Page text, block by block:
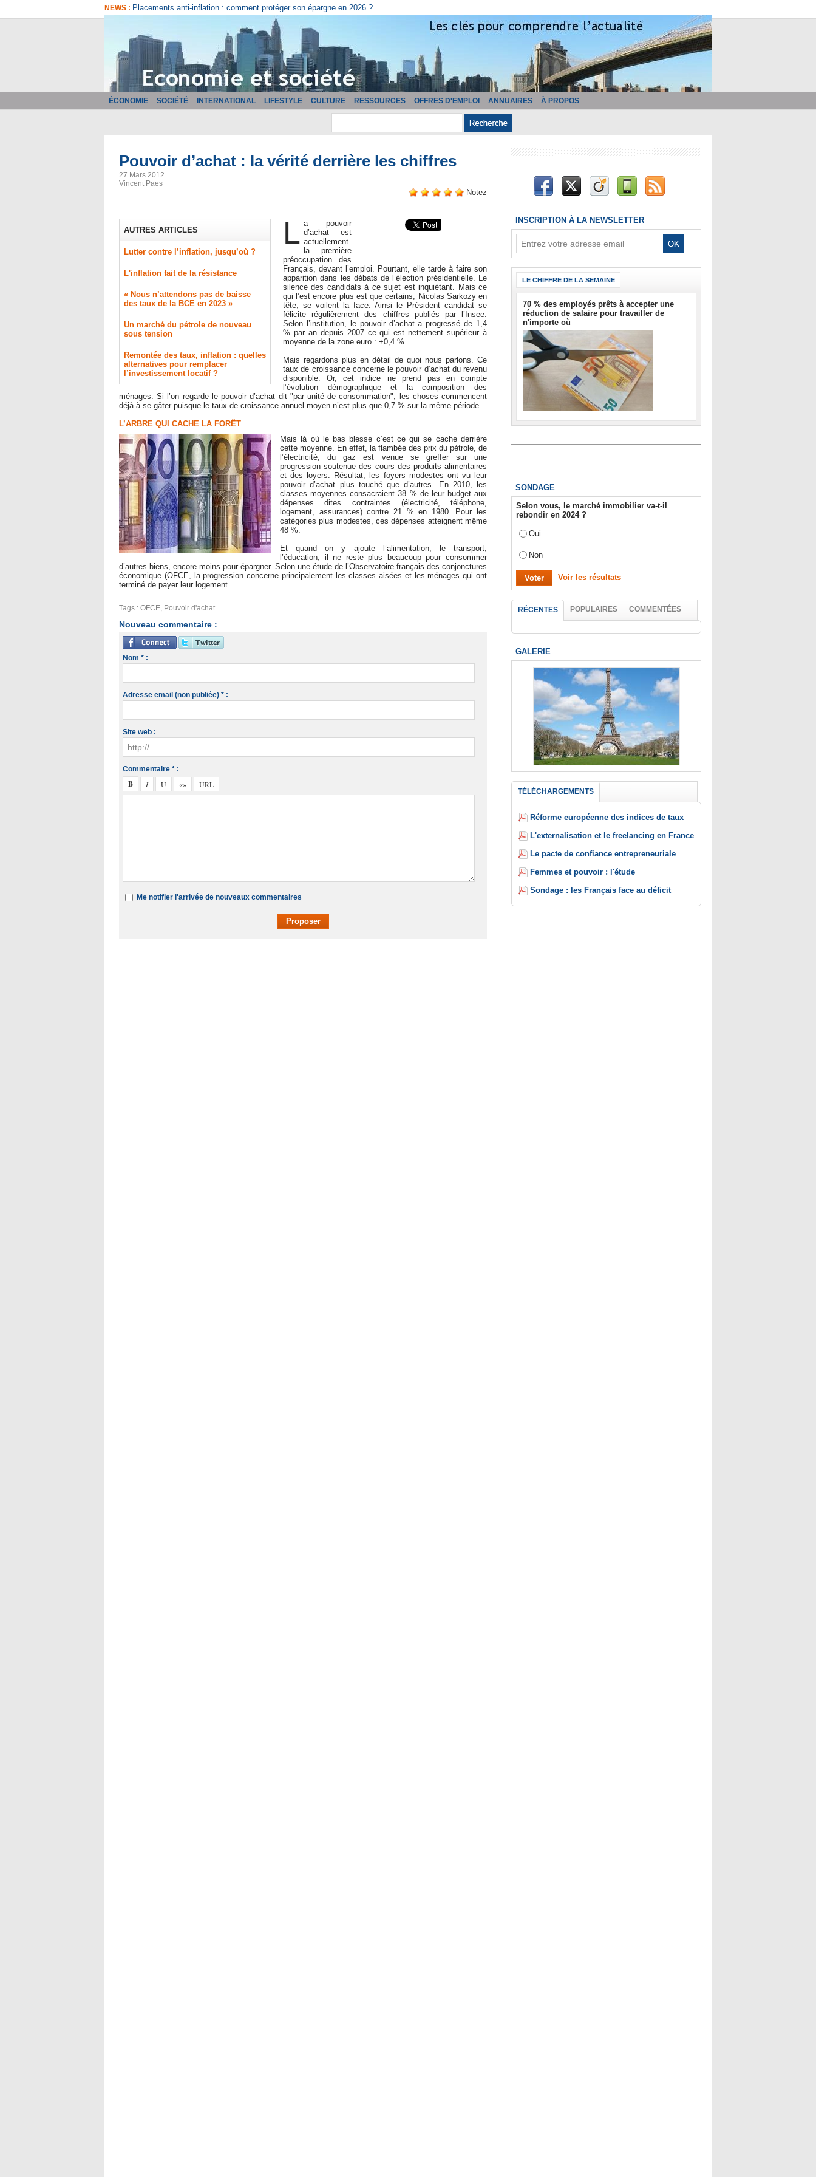
NEWS : Comment bien choisir son logiciel de facturation ?
ÉCONOMIE SOCIÉTÉ INTERNATIONAL LIFESTYLE CULTURE RESSOURCES OFFRES D'EMPLOI ANNUAIRES À PROPOS
Pouvoir d’achat : la vérité derrière les chiffres
27 Mars 2012
Vincent Paes
Notez
AUTRES ARTICLES
Lutter contre l’inflation, jusqu’où ?
L'inflation fait de la résistance
« Nous n’attendons pas de baisse
des taux de la BCE en 2023 »
​Un marché du pétrole de nouveau
sous tension
Remontée des taux, inflation : quelles
alternatives pour remplacer
l’investissement locatif ?
L a pouvoir
d’achat est
actuellement
la première
préoccupation des
Français, devant l’emploi. Pourtant, elle tarde à faire son
apparition dans les débats de l’élection présidentielle. Le
silence des candidats à ce sujet est inquiétant. Mais ce
qui l’est encore plus est que certains, Nicolas Sarkozy en
tête, se voilent la face. Ainsi le Président candidat se
félicite régulièrement des chiffres publiés par l’Insee.
Selon l’institution, le pouvoir d’achat a progressé de 1,4
% par an depuis 2007 ce qui est nettement supérieur à
moyenne de la zone euro : +0,4 %.
Mais regardons plus en détail de quoi nous parlons. Ce
taux de croissance concerne le pouvoir d’achat du revenu
disponible. Or, cet indice ne prend pas en compte
l’évolution démographique et la composition des
ménages. Si l’on regarde le pouvoir d’achat dit "par unité de consommation", les choses commencent
déjà à se gâter puisque le taux de croissance annuel moyen n’est plus que 0,7 % sur la même période.
L’ARBRE QUI CACHE LA FORÊT
Mais là où le bas blesse c’est ce qui se cache derrière
cette moyenne. En effet, la flambée des prix du pétrole, de
l’électricité, du gaz est venue se greffer sur une
progression soutenue des cours des produits alimentaires
et des loyers. Résultat, les foyers modestes ont vu leur
pouvoir d’achat plus touché que d’autres. En 2010, les
classes moyennes consacraient 38 % de leur budget aux
dépenses dites contraintes (électricité, téléphone,
logement, assurances) contre 21 % en 1980. Pour les
catégories plus modestes, ces dépenses atteignent même
48 %.
Et quand on y ajoute l’alimentation, le transport,
l’éducation, il ne reste plus beaucoup pour consommer
d’autres biens, encore moins pour épargner. Selon une étude de l’Observatoire français des conjonctures
économique (OFCE, la progression concerne principalement les classes aisées et les ménages qui ont
terminé de payer leur logement.
Tags : OFCE, Pouvoir d'achat
Nouveau commentaire :
Nom * :
Adresse email (non publiée) * :
Site web :
Commentaire * :
Me notifier l'arrivée de nouveaux commentaires
INSCRIPTION À LA NEWSLETTER
LE CHIFFRE DE LA SEMAINE
70 % des employés prêts à accepter une
réduction de salaire pour travailler de
n'importe où
SONDAGE
Selon vous, le marché immobilier va-t-il
rebondir en 2024 ?
Oui
Non
Voir les résultats
RÉCENTES POPULAIRES COMMENTÉES
GALERIE
TÉLÉCHARGEMENTS
Réforme européenne des indices de taux
L'externalisation et le freelancing en France
Le pacte de confiance entrepreneuriale
Femmes et pouvoir : l'étude
Sondage : les Français face au déficit